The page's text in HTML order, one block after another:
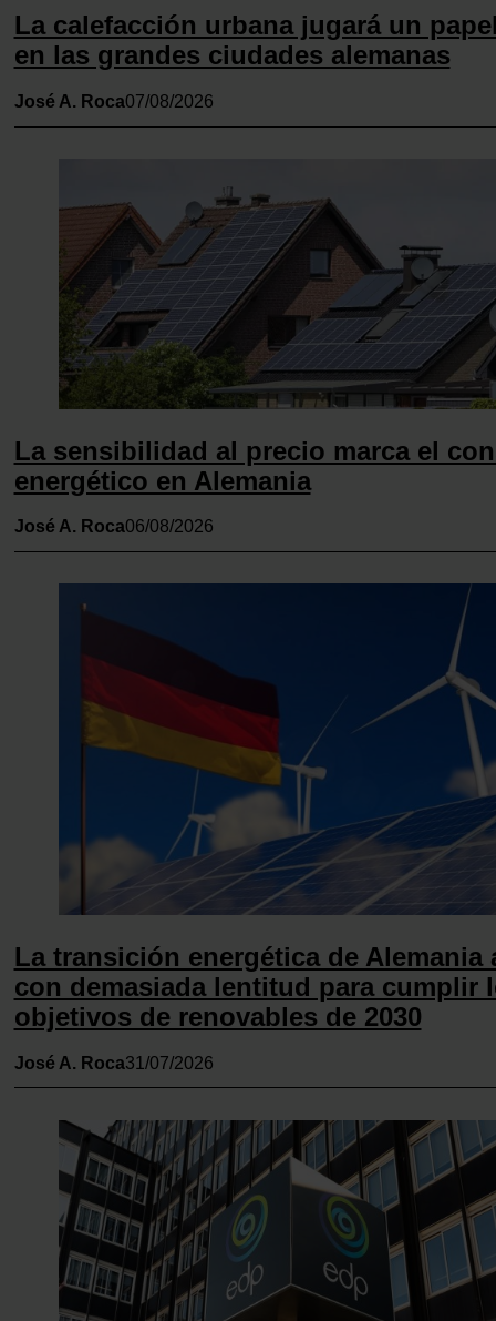
La calefacción urbana jugará un
en las grandes ciudades alemanas
José A. Roca07/08/2026
La sensibilidad al precio marca el
energético en Alemania
José A. Roca06/08/2026
La transición energética de Alemania
con demasiada lentitud para cumplir
objetivos de renovables de 2030
José A. Roca31/07/2026